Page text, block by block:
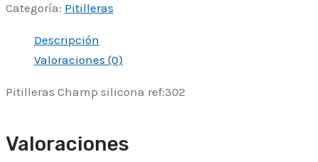
Categoría: Pitilleras
Descripción
Valoraciones (0)
Pitilleras Champ silicona ref:302
Valoraciones